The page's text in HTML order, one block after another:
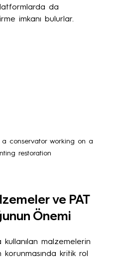
da
imkanı bulurlar.
a conservator working on a
restoration
ve PAT
Önemi
kullanılan malzemelerin
korunmasında kritik rol